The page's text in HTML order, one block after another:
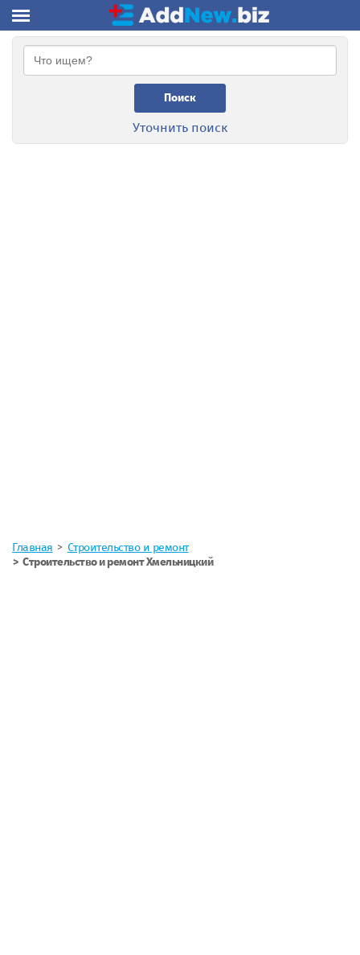
Поиск
Уточнить поиск
Главная
Строительство и ремонт
Строительство и ремонт Хмельницкий